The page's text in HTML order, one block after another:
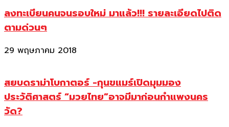
ลงทะเบียนคนจนรอบใหม่ มาแล้ว!!! รายละเอียดไปติด
ตามด่วนๆ
29 พฤษภาคม 2018
สยบดราม่าโบกาตอร์ -กุนขแมร์เปิดมุมมอง
ประวัติศาสตร์ “มวยไทย”อาจมีมาก่อนกำแพงนคร
วัด?